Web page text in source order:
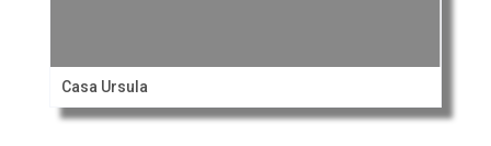
Casa Ursula